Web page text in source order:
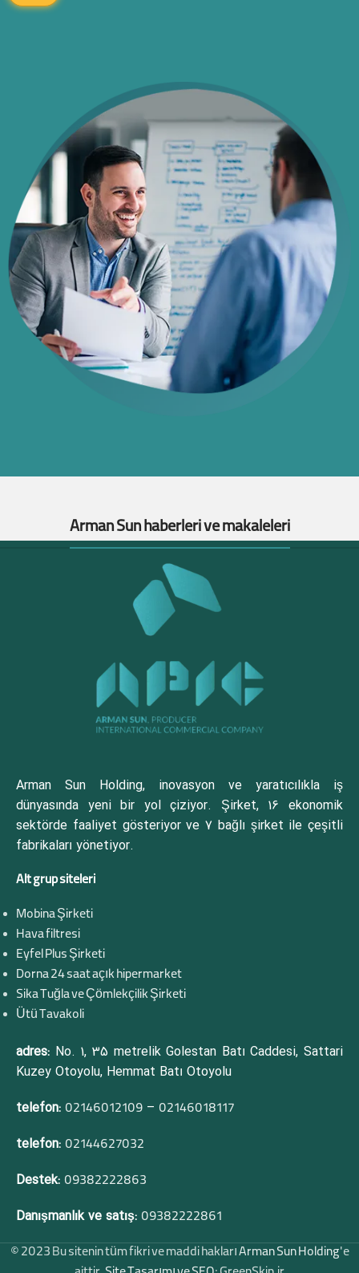
Arman Sun haberleri ve makaleleri
Arman Sun Holding, inovasyon ve yaratıcılıkla iş
dünyasında yeni bir yol çiziyor. Şirket, 16 ekonomik
sektörde faaliyet gösteriyor ve 7 bağlı şirket ile çeşitli
fabrikaları yönetiyor.
Alt grup siteleri
Mobina Şirketi
Hava filtresi
Eyfel Plus Şirketi
Dorna 24 saat açık hipermarket
Sika Tuğla ve Çömlekçilik Şirketi
Ütü Tavakoli
adres: No. 1, 35 metrelik Golestan Batı Caddesi, Sattari
Kuzey Otoyolu, Hemmat Batı Otoyolu
telefon: 02146012109 – 02146018117
telefon: 02144627032
Destek: 09382222863
Danışmanlık ve satış: 09382222861
© 2023 Bu sitenin tüm fikri ve maddi haklarıArman Sun Holding'e